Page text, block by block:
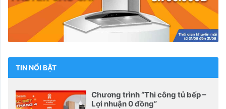
TIN NỔI BẬT
Chương trình “Thi công tủ bếp –
Lợi nhuận 0 đồng”